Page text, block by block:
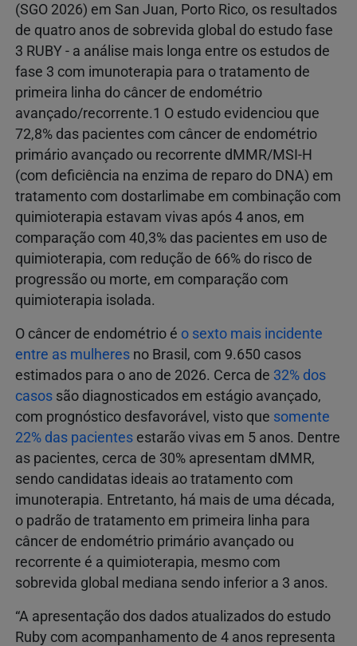
(SGO 2026) em San Juan, Porto Rico, os resultados
de quatro anos de sobrevida global do estudo fase
3 RUBY - a análise mais longa entre os estudos de
fase 3 com imunoterapia para o tratamento de
primeira linha do câncer de endométrio
avançado/recorrente.1 O estudo evidenciou que
72,8% das pacientes com câncer de endométrio
primário avançado ou recorrente dMMR/MSI-H
(com deficiência na enzima de reparo do DNA) em
tratamento com dostarlimabe em combinação com
quimioterapia estavam vivas após 4 anos, em
comparação com 40,3% das pacientes em uso de
quimioterapia, com redução de 66% do risco de
progressão ou morte, em comparação com
quimioterapia isolada.
O câncer de endométrio é o sexto mais incidente
entre as mulheres no Brasil, com 9.650 casos
estimados para o ano de 2026. Cerca de 32% dos
casos são diagnosticados em estágio avançado,
com prognóstico desfavorável, visto que somente
22% das pacientes estarão vivas em 5 anos. Dentre
as pacientes, cerca de 30% apresentam dMMR,
sendo candidatas ideais ao tratamento com
imunoterapia. Entretanto, há mais de uma década,
o padrão de tratamento em primeira linha para
câncer de endométrio primário avançado ou
recorrente é a quimioterapia, mesmo com
sobrevida global mediana sendo inferior a 3 anos.
“A apresentação dos dados atualizados do estudo
Ruby com acompanhamento de 4 anos representa